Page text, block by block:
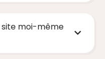
site moi-même